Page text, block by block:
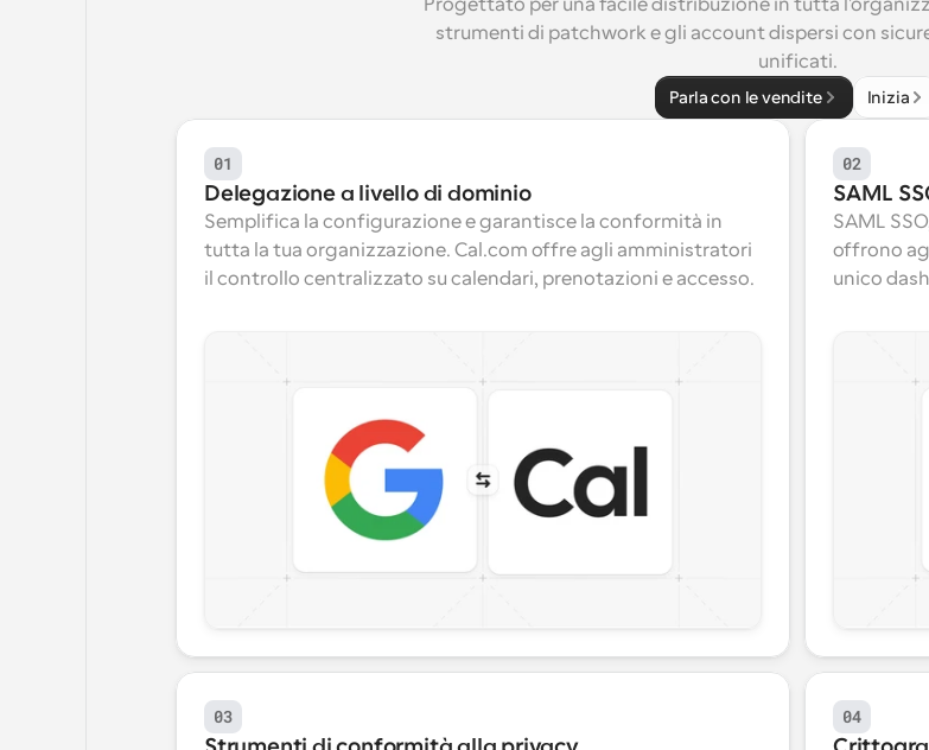
Progettato per una facile distribuzione in tutta
strumenti di patchwork e gli account dispersi con
unificati.
Parla con le vendite Inizia
01
Delegazione a livello di dominio
Semplifica la configurazione e garantisce la conformità in
tutta la tua organizzazione. Cal.com offre agli amministratori
il controllo centralizzato su calendari, prenotazioni e accesso.
02
SAML
SAML
offrono
unico
03 04